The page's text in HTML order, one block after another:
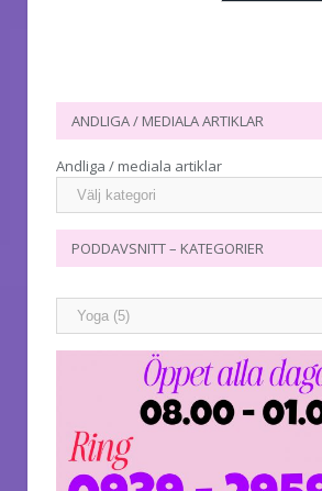
ANDLIGA / MEDIALA ARTIKLAR
Andliga / mediala artiklar
PODDAVSNITT – KATEGORIER